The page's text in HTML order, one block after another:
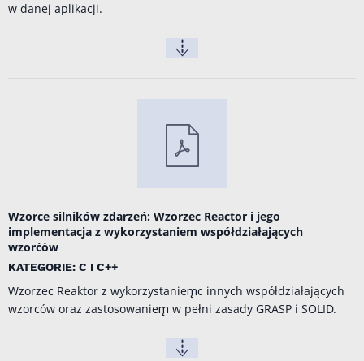
w danej aplikacji.
Wzorce silników zdarzeń: Wzorzec Reactor i jego
implementacja z wykorzystaniem współdziałających
wzorćów
KATEGORIE: C I C++
Wzorzec Reaktor z wykorzystaniem̨c innych współdziałających
wzorców oraz zastosowaniem̨ w pełni zasady GRASP i SOLID.